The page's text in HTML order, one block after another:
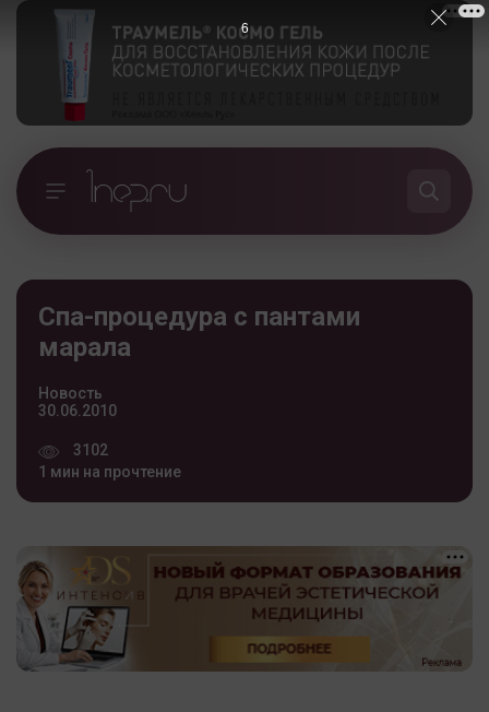
Спа-процедура с пантами
марала
Новость
30.06.2010
3102
1 мин на прочтение
5